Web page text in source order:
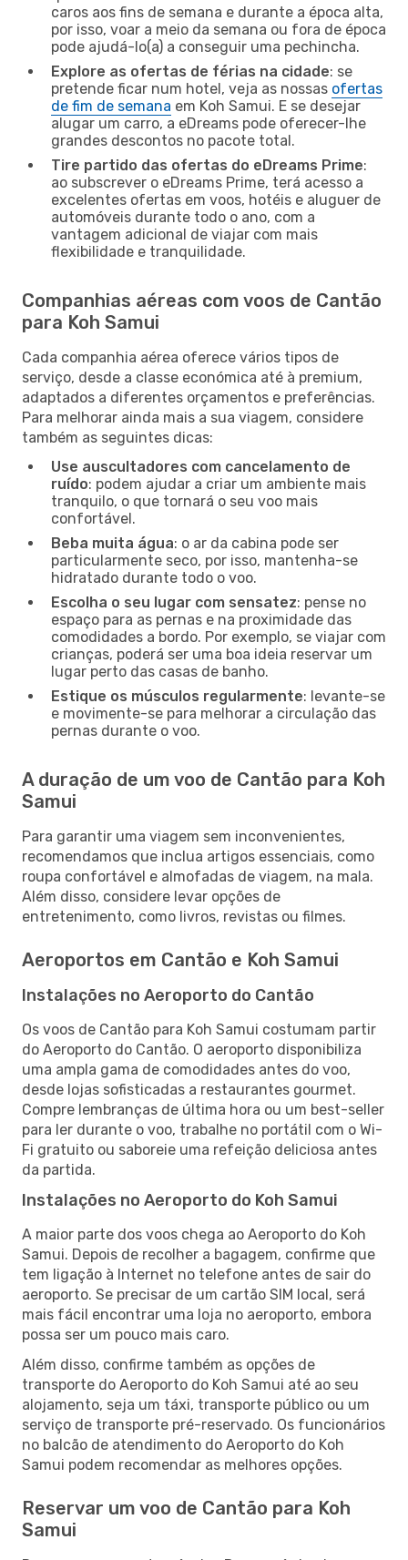
caros aos fins de semana e durante a época alta,
por isso, voar a meio da semana ou fora de época
pode ajudá-lo(a) a conseguir uma pechincha.
Explore as ofertas de férias na cidade: se
pretende ficar num hotel, veja as nossas ofertas
de fim de semana em Koh Samui. E se desejar
alugar um carro, a eDreams pode oferecer-lhe
grandes descontos no pacote total.
Tire partido das ofertas do eDreams Prime:
ao subscrever o eDreams Prime, terá acesso a
excelentes ofertas em voos, hotéis e aluguer de
automóveis durante todo o ano, com a
vantagem adicional de viajar com mais
flexibilidade e tranquilidade.
Companhias aéreas com voos de Cantão
para Koh Samui
Cada companhia aérea oferece vários tipos de
serviço, desde a classe económica até à premium,
adaptados a diferentes orçamentos e preferências.
Para melhorar ainda mais a sua viagem, considere
também as seguintes dicas:
Use auscultadores com cancelamento de
ruído: podem ajudar a criar um ambiente mais
tranquilo, o que tornará o seu voo mais
confortável.
Beba muita água: o ar da cabina pode ser
particularmente seco, por isso, mantenha-se
hidratado durante todo o voo.
Escolha o seu lugar com sensatez: pense no
espaço para as pernas e na proximidade das
comodidades a bordo. Por exemplo, se viajar com
crianças, poderá ser uma boa ideia reservar um
lugar perto das casas de banho.
Estique os músculos regularmente: levante-se
e movimente-se para melhorar a circulação das
pernas durante o voo.
A duração de um voo de Cantão para Koh
Samui
Para garantir uma viagem sem inconvenientes,
recomendamos que inclua artigos essenciais, como
roupa confortável e almofadas de viagem, na mala.
Além disso, considere levar opções de
entretenimento, como livros, revistas ou filmes.
Aeroportos em Cantão e Koh Samui
Instalações no Aeroporto do Cantão
Os voos de Cantão para Koh Samui costumam partir
do Aeroporto do Cantão. O aeroporto disponibiliza
uma ampla gama de comodidades antes do voo,
desde lojas sofisticadas a restaurantes gourmet.
Compre lembranças de última hora ou um best-seller
para ler durante o voo, trabalhe no portátil com o Wi-
Fi gratuito ou saboreie uma refeição deliciosa antes
da partida.
Instalações no Aeroporto do Koh Samui
A maior parte dos voos chega ao Aeroporto do Koh
Samui. Depois de recolher a bagagem, confirme que
tem ligação à Internet no telefone antes de sair do
aeroporto. Se precisar de um cartão SIM local, será
mais fácil encontrar uma loja no aeroporto, embora
possa ser um pouco mais caro.
Além disso, confirme também as opções de
transporte do Aeroporto do Koh Samui até ao seu
alojamento, seja um táxi, transporte público ou um
serviço de transporte pré-reservado. Os funcionários
no balcão de atendimento do Aeroporto do Koh
Samui podem recomendar as melhores opções.
Reservar um voo de Cantão para Koh
Samui